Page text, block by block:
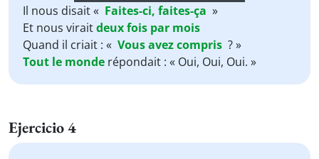
Player
Il nous disait « Faites-ci, faites-ça »
Et nous viraitdeuxfois par mois
Quand il criait : « Vousavezcompris ? »
Tout le monde répondait : « Oui, Oui, Oui. »
Ejercicio 4